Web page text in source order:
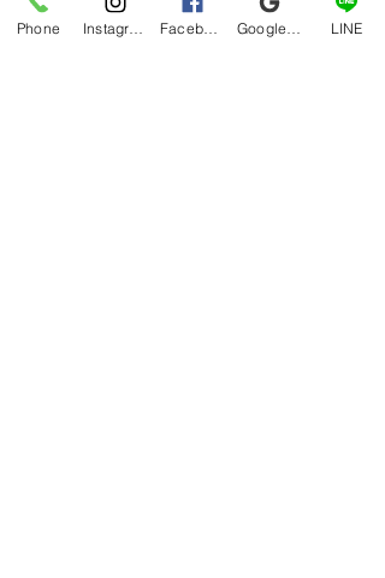
Phone LINE